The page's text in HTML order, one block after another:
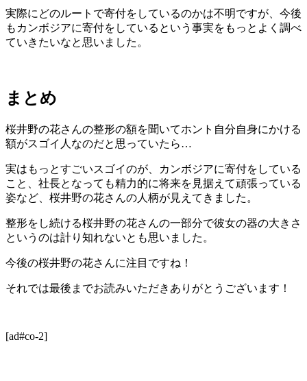
実際にどのルートで寄付をしているのかは不明ですが、今後
もカンボジアに寄付をしているという事実をもっとよく調べ
ていきたいなと思いました。
まとめ
桜井野の花さんの整形の額を聞いてホント自分自身にかける
額がスゴイ人なのだと思っていたら…
実はもっとすごいスゴイのが、カンボジアに寄付をしている
こと、社長となっても精力的に将来を見据えて頑張っている
姿など、桜井野の花さんの人柄が見えてきました。
整形をし続ける桜井野の花さんの一部分で彼女の器の大きさ
というのは計り知れないとも思いました。
今後の桜井野の花さんに注目ですね！
それでは最後までお読みいただきありがとうございます！
[ad#co-2]